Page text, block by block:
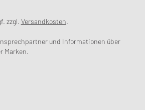
zzgl. Versandkosten.
und Informationen über
Marken.